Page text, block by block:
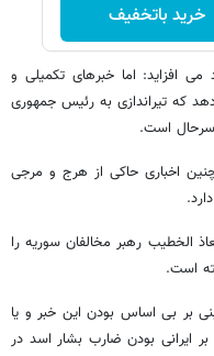
خرید باتخفیف
افزاید: اما خبرهای تکمیلی و
که تیراندازی به رئیس جمهوری
سرحال است.
اخباری حاکی از هرج و مرجی
الخطیب رهبر مخالفان سوریه را
است.
بر بی اساس بودن این خبر و یا
ایرانی بودن ضارب بشار اسد در